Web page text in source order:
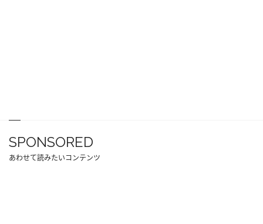
SPONSORED
あわせて読みたいコンテンツ